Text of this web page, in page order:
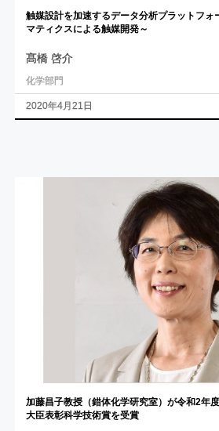
触媒設計を加速するデータ分析プラットフォ
マティクスによる触媒開発～
髙橋 啓介
化学部門
2020年4月21日
加藤昌子教授（錯体化学研究室） が令和2年
大臣表彰科学技術賞を受賞